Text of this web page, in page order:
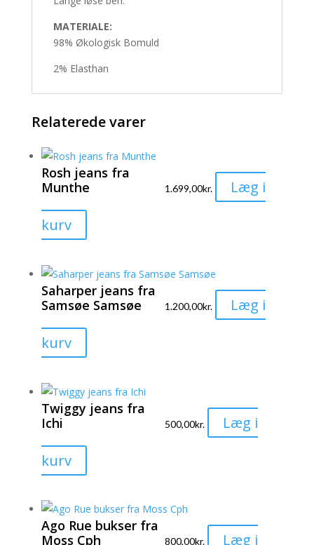
MATERIALE:
98% Økologisk Bomuld
2% Elasthan
Relaterede varer
Rosh jeans fra
Munthe
1.699,00kr.
Læg i
kurv
vare
flere
varianter.
Mulighederne
kan
varesiden
Saharper jeans fra
Samsøe Samsøe
1.200,00kr.
Læg i
kurv
vare
flere
varianter.
kan
varesiden
Twiggy jeans fra
Ichi
500,00kr.
Læg i
kurv
vare
flere
varianter.
Ago Rue bukser fra
Moss Cph
800,00kr.
Læg i